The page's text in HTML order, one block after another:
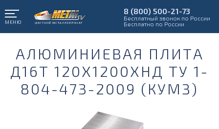
МЕНЮ
8 (800) 500-21-73
Бесплатный звонок по России
Бесплатно по России
АЛЮМИНИЕВАЯ ПЛИТА
Д16Т 120Х1200ХНД ТУ 1-
804-473-2009 (КУМЗ)